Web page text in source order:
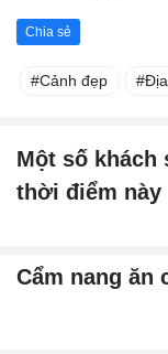
Chia sẻ
Cảnh đẹp
Một số khách
thời điểm này
Cẩm nang ăn